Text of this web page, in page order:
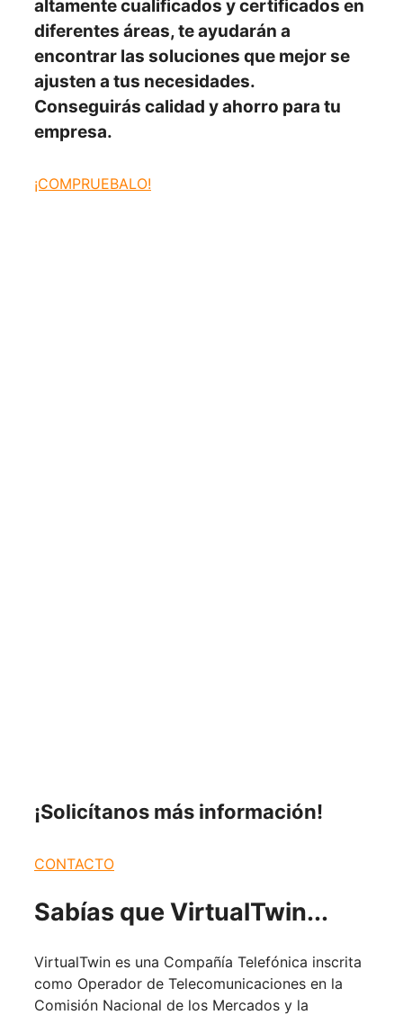
altamente cualificados y certificados en
diferentes áreas, te ayudarán a
encontrar las soluciones que mejor se
ajusten a tus necesidades.
Conseguirás calidad y ahorro para tu
empresa.
¡COMPRUEBALO!
¡Solicítanos más información!
CONTACTO
Sabías que VirtualTwin...
VirtualTwin es una Compañía Telefónica inscrita
como Operador de Telecomunicaciones en la
Comisión Nacional de los Mercados y la